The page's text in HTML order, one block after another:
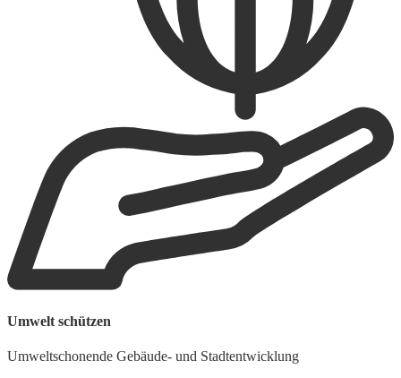
Umwelt schützen
Umweltschonende Gebäude- und Stadtentwicklung